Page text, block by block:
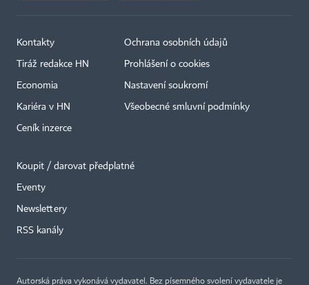
Kontakty
Tiráž redakce HN
Economia
Kariéra v HN
Ceník inzerce
Ochrana osobních údajů
Prohlášení o cookies
Nastavení soukromí
Všeobecné smluvní podmínky
Koupit / darovat předplatné
Eventy
Newslettery
RSS kanály
Autorská práva vykonává vydavatel. Bez písemného svolení vydavatele je